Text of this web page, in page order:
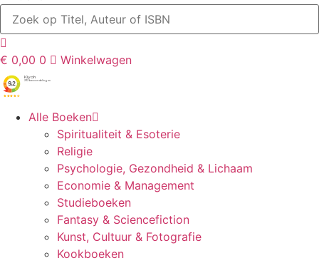
€ 0,00 0 Winkelwagen
Alle Boeken
Spiritualiteit & Esoterie
Religie
Psychologie, Gezondheid & Lichaam
Economie & Management
Studieboeken
Fantasy & Sciencefiction
Kunst, Cultuur & Fotografie
Kookboeken